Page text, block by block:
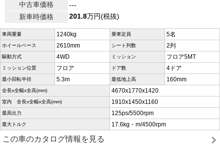
中古車価格
---
新車時価格
201.8万円(税抜)
車両重量 1240kg 乗車定員 5名
ホイールベース 2610mm シート列数 2列
駆動方式 4WD ミッション フロア5MT
ミッション位置 フロア ドア数 4ドア
最小回転半径 5.3m 最低地上高 160mm
全長x全幅x全高(mm) 4670x1770x1420
室内 全長x全幅x全高(mm) 1910x1450x1160
最高出力 125ps/5500rpm
最大トルク 17.6kg・m/4500rpm
この車のカタログ情報を見る